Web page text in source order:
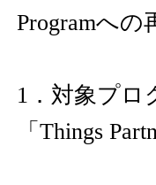
Programへ
1．対象プロ
「Things